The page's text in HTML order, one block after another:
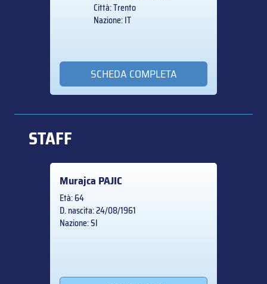
Città: Trento
Nazione: IT
SCHEDA COMPLETA
STAFF
Murajca PAJIC
Età: 64
D. nascita: 24/08/1961
Nazione: SI